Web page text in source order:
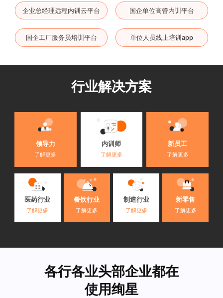
企业总经理远程内训云平台 国企单位高管内训平台
国企工厂服务员培训平台 单位人员线上培训app
行业解决方案
领导力
了解更多
内训师
了解更多
新员工
了解更多
医药行业
了解更多
餐饮行业
了解更多
制造行业
了解更多
新零售
了解更多
各行各业头部企业都在
使用绚星